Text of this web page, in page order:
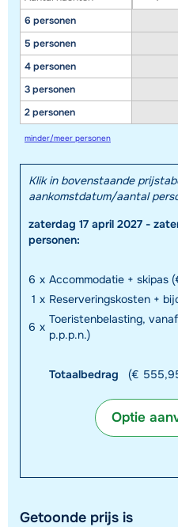
6 personen
5 personen
4 personen
3 personen
2 personen
minder/meer personen
Klik in bovenstaande
aankomstdatum/aantal
zaterdag 17 april 2027 -
personen:
6 x Accommodatie + skipas
1 x Reserveringskosten +
6 x
Toeristenbelasting,
p.p.p.n.)
Totaalbedrag (€
Optie
Getoonde prijs is